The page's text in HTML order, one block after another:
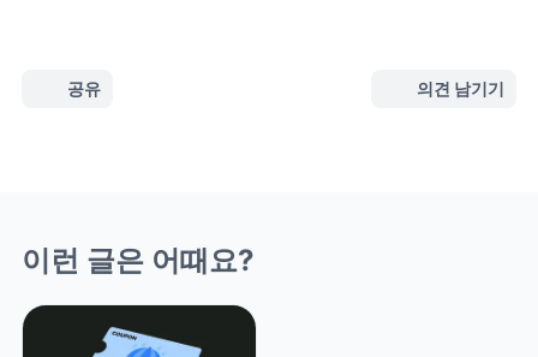
공유 의견 남기기
이런 글은 어때요?